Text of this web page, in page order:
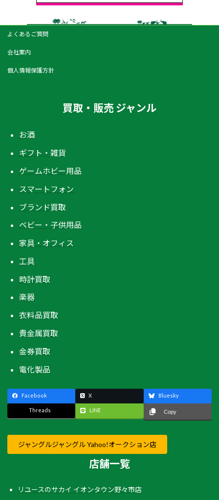
よくあるご質問
会社案内
個人情報保護方針
買取・販売 ジャンル
お酒
ギフト・雑貨
ゲームホビー用品
スマートフォン
ブランド買取
ベビー・子供用品
家具・オフィス
工具
時計買取
楽器
衣料品買取
貴金属買取
金券買取
電化製品
Facebook X Bluesky
Threads LINE Copy
ジャングルジャングル Yahoo!オークション店
店舗一覧
リユースのサカイ イオンタウン野々市店